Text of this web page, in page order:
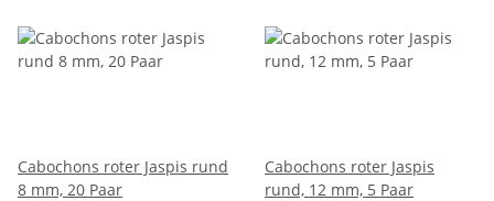
Cabochons roter Jaspis rund
8 mm, 20 Paar
Cabochons roter Jaspis
rund, 12 mm, 5 Paar